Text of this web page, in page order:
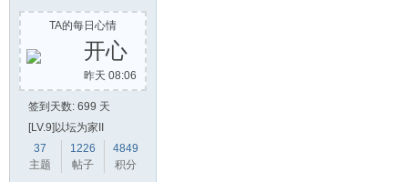
TA的每日心情
开心
昨天 08:06
签到天数: 699 天
[LV.9]以坛为家II
37
主题
1226
帖子
4849
积分